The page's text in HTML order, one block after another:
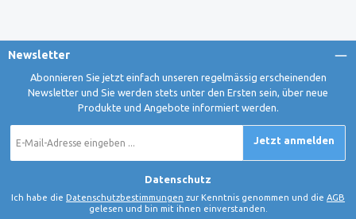
Newsletter
Abonnieren Sie jetzt einfach unseren regelmässig erscheinenden
Newsletter und Sie werden stets unter den Ersten sein, über neue
Produkte und Angebote informiert werden.
Mail-
Jetzt anmelden
Datenschutz
Ich habe die Datenschutzbestimmungen zur Kenntnis genommen und die AGB
gelesen und bin mit ihnen einverstanden.